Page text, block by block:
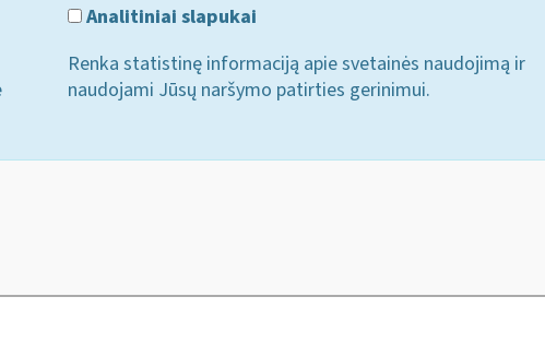
Analitiniai slapukai
Renka statistinę informaciją apie svetainės naudojimą ir
naudojami Jūsų naršymo patirties gerinimui.